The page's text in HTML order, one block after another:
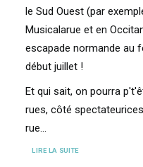
le Sud Ouest (par
Musicalarue et en
escapade normande au
début juillet !
Et qui sait, on pourra
rues, côté
rue...
LIRE LA SUITE